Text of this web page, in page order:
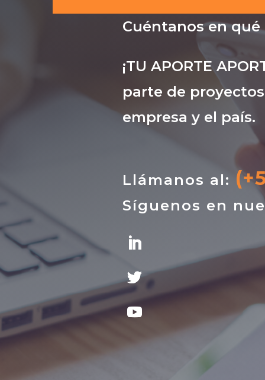
Cuéntanos en
¡TU APORTE
parte de
empresa y el país.
Llámanos al:
Síguenos en